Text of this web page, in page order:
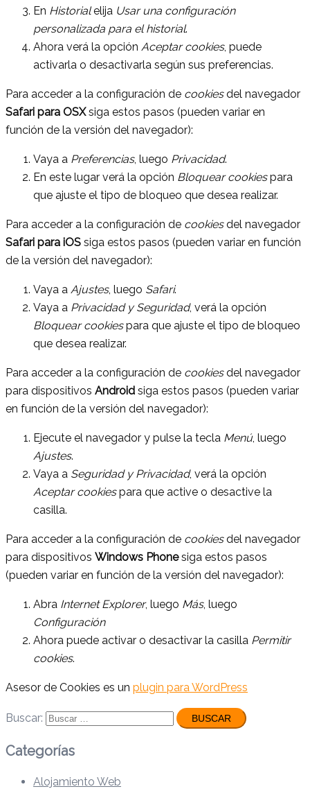
En Historialelija Usar una configuración
personalizada para el historial.
Ahora verá la opción Aceptar cookies, puede
activarla o desactivarla según sus preferencias.
Para acceder a la configuración de cookiesdel navegador
Safari para OSXsiga estos pasos (pueden variar en
función de la versión del navegador):
Vaya a Preferencias, luego Privacidad.
En este lugar verá la opción Bloquear cookiespara
que ajuste el tipo de bloqueo que desea realizar.
Para acceder a la configuración de cookiesdel navegador
Safari para iOS siga estos pasos (pueden variar en función
de la versión del navegador):
Vaya a Ajustes, luego Safari.
Vaya a Privacidad y Seguridad, verá la opción
Bloquear cookiespara que ajuste el tipo de bloqueo
que desea realizar.
Para acceder a la configuración de cookiesdel navegador
para dispositivos Android siga estos pasos (pueden variar
en función de la versión del navegador):
Ejecute el navegador y pulse la tecla Menú, luego
Ajustes.
Vaya a Seguridad y Privacidad, verá la opción
Aceptar cookiespara que active o desactive la
casilla.
Para acceder a la configuración de cookiesdel navegador
para dispositivos Windows Phonesiga estos pasos
(pueden variar en función de la versión del navegador):
Abra Internet Explorer, luego Más, luego
Configuración
Ahora puede activar o desactivar la casilla Permitir
cookies.
Asesor de Cookies es un plugin para WordPress
Buscar:
Categorías
Alojamiento Web